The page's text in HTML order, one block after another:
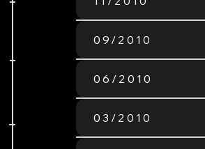
09/2010
06/2010
03/2010